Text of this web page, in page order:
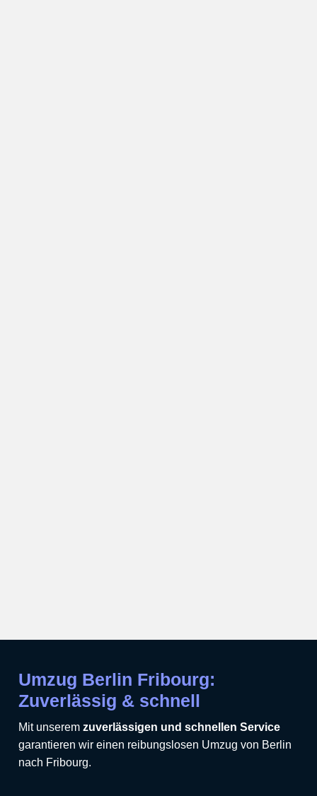
Umzug Berlin Fribourg:
Zuverlässig & schnell
Mit unserem zuverlässigen und schnellen Service
garantieren wir einen reibungslosen Umzug von Berlin
nach Fribourg.